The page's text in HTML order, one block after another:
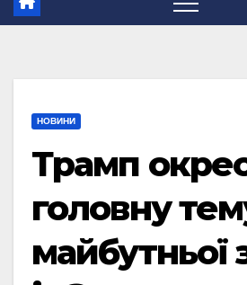
НОВИНИ
Трамп
головну
майбутньої